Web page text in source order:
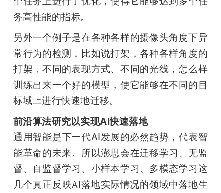
务高性能的指标。
另外一个例子是在各种各样的摄像头角度下异
常行为的检测，比如说打架，各种各样角度的
打架，不同的表现方式、不同的光线，怎么样
训练出来一个好的模型，使它能够在不同的目
标域上进行快速地迁移。
前沿算法研究以实现AI快速落地
通用智能是下一代AI发展的必然趋势，代表智
能革命的未来。所以澎思会在迁移学习、无监
督、自监督学习、小样本学习、多模态学习这
几个真正反映AI落地实际情况的领域中落地生